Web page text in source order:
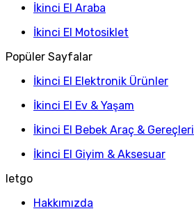
İkinci El Araba
İkinci El Motosiklet
Popüler Sayfalar
İkinci El Elektronik Ürünler
İkinci El Ev & Yaşam
İkinci El Bebek Araç & Gereçleri
İkinci El Giyim & Aksesuar
letgo
Hakkımızda